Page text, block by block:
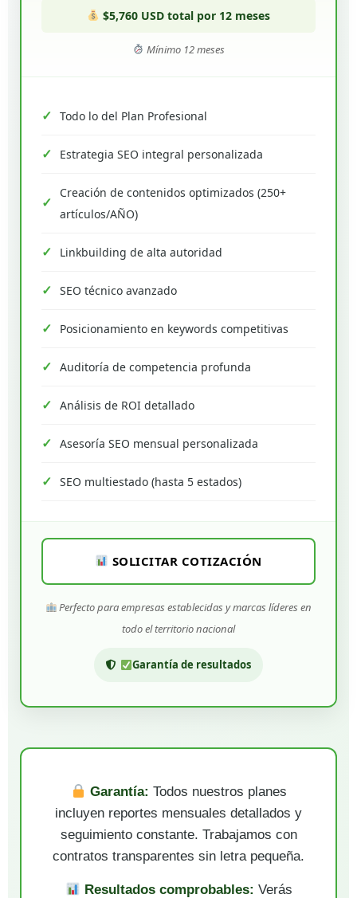
$5,760 USD total por 12 meses
Mínimo 12 meses
Todo lo del Plan Profesional
Estrategia SEO integral personalizada
Creación de contenidos optimizados (250+
artículos/AÑO)
Linkbuilding de alta autoridad
SEO técnico avanzado
Posicionamiento en keywords competitivas
Auditoría de competencia profunda
Análisis de ROI detallado
Asesoría SEO mensual personalizada
SEO multiestado (hasta 5 estados)
SOLICITAR COTIZACIÓN
Perfecto para empresas establecidas y marcas líderes en
todo el territorio nacional
Garantía de resultados
Garantía: Todos nuestros planes
incluyen reportes mensuales detallados y
seguimiento constante. Trabajamos con
contratos transparentes sin letra pequeña.
Resultados comprobables: Verás